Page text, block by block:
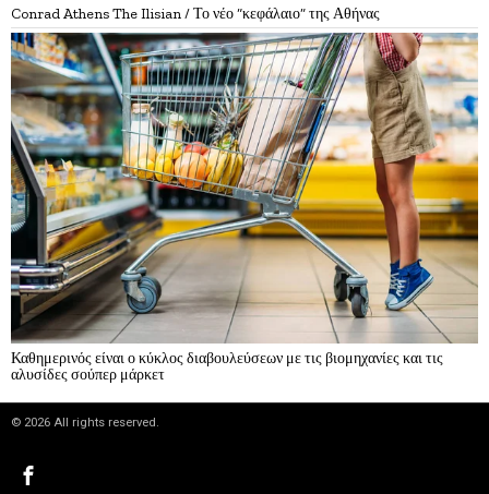
Conrad Athens The Ilisian / Το νέο “κεφάλαιο” της Αθήνας
Καθημερινός είναι ο κύκλος διαβουλεύσεων με τις βιομηχανίες και τις
αλυσίδες σούπερ μάρκετ
© 2026 All rights reserved.